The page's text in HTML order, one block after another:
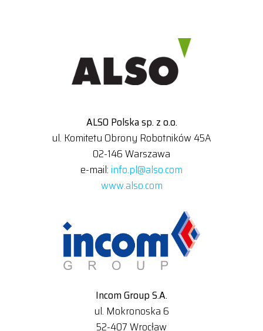
ALSO Polska sp. z o.o.
ul. Komitetu Obrony Robotników 45A
02-146 Warszawa
e-mail:info.pl@also.com
www.also.com
Incom Group S.A.
ul. Mokronoska 6
52-407 Wrocław